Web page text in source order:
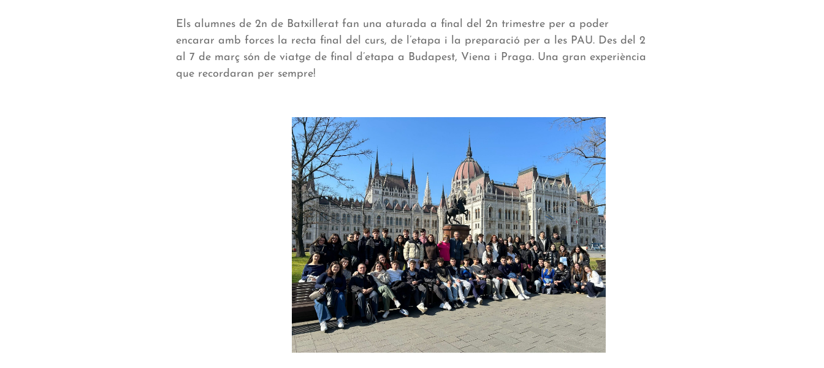
Els alumnes de 2n de Batxillerat fan una aturada a final del 2n trimestre per a poder
encarar amb forces la recta final del curs, de l’etapa i la preparació per a les PAU. Des del 2
al 7 de març són de viatge de final d’etapa a Budapest, Viena i Praga. Una gran experiència
que recordaran per sempre!